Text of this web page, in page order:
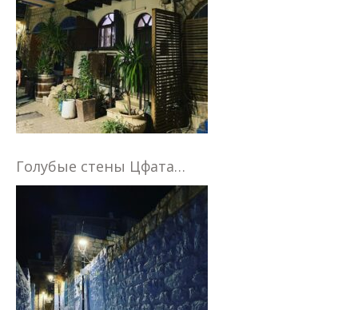
Голубые стены Цфата…